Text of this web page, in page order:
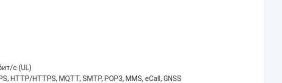
с (UL)
HTTP/HTTPS, MQTT, SMTP, POP3, MMS, eCall, GNSS